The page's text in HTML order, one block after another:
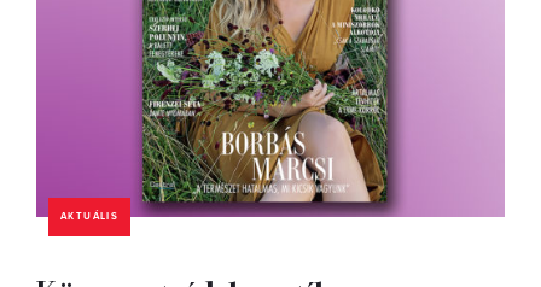
AKTUÁLIS